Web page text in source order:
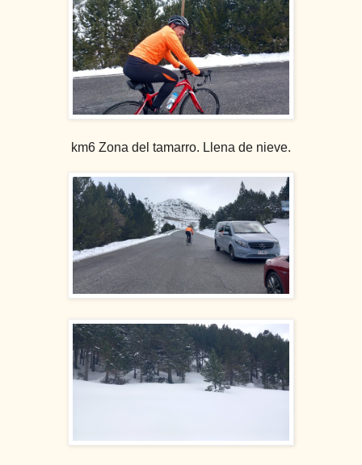
km6 Zona del tamarro. Llena de nieve.